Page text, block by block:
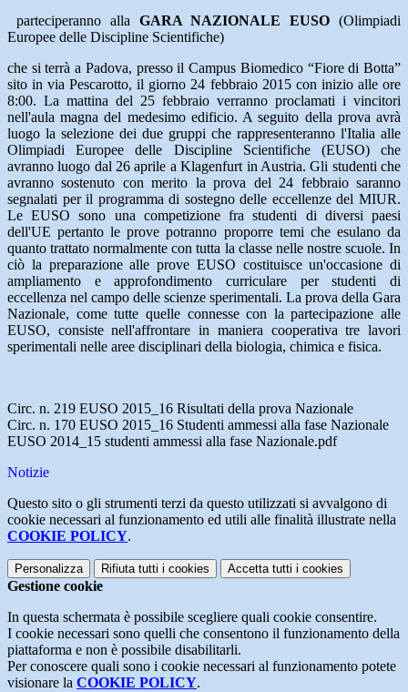
parteciperanno alla GARA NAZIONALE EUSO(Olimpiadi
Europee delle Discipline Scientifiche)
che si terrà a Padova, presso il Campus Biomedico “Fiore di Botta”
sito in via Pescarotto, il giorno 24 febbraio 2015 con inizio alle ore
8:00. La mattina del 25 febbraio verranno proclamati i vincitori
nell'aula magna del medesimo edificio. A seguito della prova avrà
luogo la selezione dei due gruppi che rappresenteranno l'Italia alle
Olimpiadi Europee delle Discipline Scientifiche (EUSO) che
avranno luogo dal 26 aprile a Klagenfurt in Austria. Gli studenti che
avranno sostenuto con merito la prova del 24 febbraio saranno
segnalati per il programma di sostegno delle eccellenze del MIUR.
Le EUSO sono una competizione fra studenti di diversi paesi
dell'UE pertanto le prove potranno proporre temi che esulano da
quanto trattato normalmente con tutta la classe nelle nostre scuole. In
ciò la preparazione alle prove EUSO costituisce un'occasione di
ampliamento e approfondimento curriculare per studenti di
eccellenza nel campo delle scienze sperimentali. La prova della Gara
Nazionale, come tutte quelle connesse con la partecipazione alle
EUSO, consiste nell'affrontare in maniera cooperativa tre lavori
sperimentali nelle aree disciplinari della biologia, chimica e fisica.
Circ. n. 219 EUSO 2015_16 Risultati della prova Nazionale
Circ. n. 170 EUSO 2015_16 Studenti ammessi alla fase Nazionale
EUSO 2014_15 studenti ammessi alla fase Nazionale.pdf
Notizie
Questo sito o gli strumenti terzi da questo utilizzati si avvalgono di
cookie necessari al funzionamento ed utili alle finalità illustrate nella
COOKIE POLICY.
Personalizza Rifiuta tutti i cookies Accetta tutti i cookies
Gestione cookie
In questa schermata è possibile scegliere quali cookie consentire.
I cookie necessari sono quelli che consentono il funzionamento della
piattaforma e non è possibile disabilitarli.
Per conoscere quali sono i cookie necessari al funzionamento potete
visionare la COOKIE POLICY.